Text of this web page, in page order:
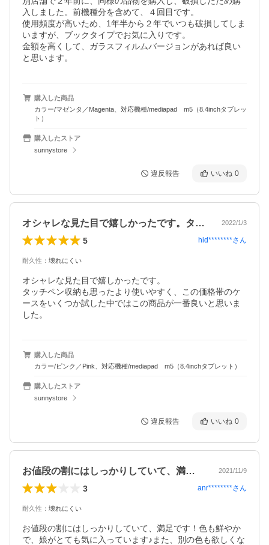
入しました。前機種分を含めて、４回目です。
使用頻度が高いため、1年半から２年でいつも破損してしま
いますが、ブックタイプでお気に入りです。
金額を高くして、ガラスフィルムバージョンがあれば良い
と思います。
購入した商品
カラー/マゼンタ／Magenta、対応機種/mediapad m5（8.4inchタブレッ
ト）
購入したストア
sunnystore
違反報告 いいね 0
オシャレな見た目で嬉しかったです。タッ… 2022/1/3
5 hid********さん
耐久性 ： 壊れにくい
オシャレな見た目で嬉しかったです。
タッチペン収納も思ったより使いやすく、この価格帯のケ
ースをいくつか試した中ではこの商品が一番良いと思いま
した。
購入した商品
カラー/ピンク／Pink、対応機種/mediapad m5（8.4inchタブレット）
購入したストア
sunnystore
違反報告 いいね 0
お値段の割にはしっかりしていて、満足で… 2021/11/9
3 anr********さん
耐久性 ： 壊れにくい
お値段の割にはしっかりしていて、満足です！色も鮮やか
で、娘がとても気に入っています♪また、別の色も欲しくな